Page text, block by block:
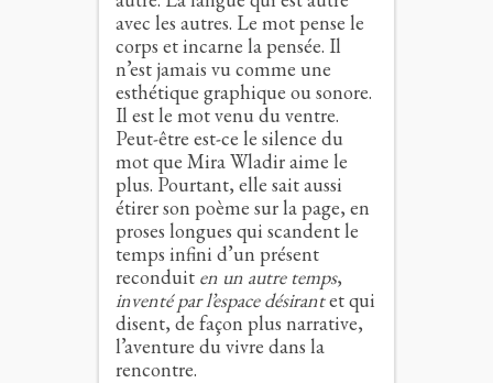
avec les autres. Le mot pense le
corps et incarne la pensée. Il
n’est jamais vu comme une
esthétique graphique ou sonore.
Il est le mot venu du ventre.
Peut-être est-ce le silence du
mot que Mira Wladir aime le
plus. Pourtant, elle sait aussi
étirer son poème sur la page, en
proses longues qui scandent le
temps infini d’un présent
reconduit en un autre temps,
inventé par l’espace désirantet qui
disent, de façon plus narrative,
l’aventure du vivre dans la
rencontre.